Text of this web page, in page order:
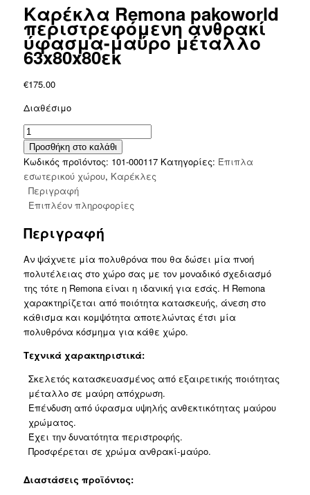
Καρέκλα Remona pakoworld
περιστρεφόμενη ανθρακί
ύφασμα-μαύρο μέταλλο
63x80x80εκ
€175.00
Διαθέσιμο
Καρέκλα
Remona
pakoworld
περιστρεφόμενη
ανθρακί
ύφασμα-
μέταλλο
ποσότητα
Προσθήκη στο καλάθι
Κωδικός προϊόντος: 101-000117 Κατηγορίες: Έπιπλα
εσωτερικού χώρου, Καρέκλες
Περιγραφή
Επιπλέον πληροφορίες
Περιγραφή
Αν ψάχνετε μία πολυθρόνα που θα δώσει μία πνοή
πολυτέλειας στο χώρο σας με τον μοναδικό σχεδιασμό
της τότε η Remona είναι η ιδανική για εσάς. Η Remona
χαρακτηρίζεται από ποιότητα κατασκευής, άνεση στο
κάθισμα και κομψότητα αποτελώντας έτσι μία
πολυθρόνα κόσμημα για κάθε χώρο.
Τεχνικά χαρακτηριστικά:
Σκελετός κατασκευασμένος από εξαιρετικής ποιότητας
μέταλλο σε μαύρη απόχρωση.
Επένδυση από ύφασμα υψηλής ανθεκτικότητας μαύρου
χρώματος.
Έχει την δυνατότητα περιστροφής.
Προσφέρεται σε χρώμα ανθρακί-μαύρο.
Διαστάσεις προϊόντος: